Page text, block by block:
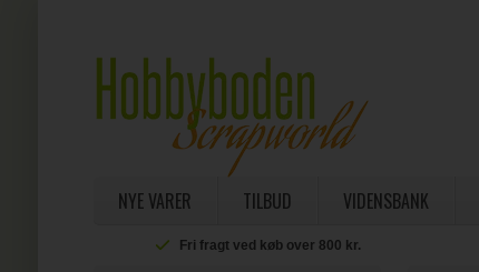
NYE VARER TILBUD VIDENSBANK
Fri fragt ved køb over 800 kr.